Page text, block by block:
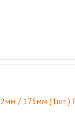
/ 175мм (1шт.)